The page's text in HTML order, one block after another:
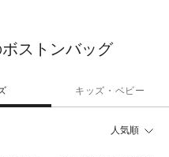
ストンバッグ
キッズ・ベビー
人気順